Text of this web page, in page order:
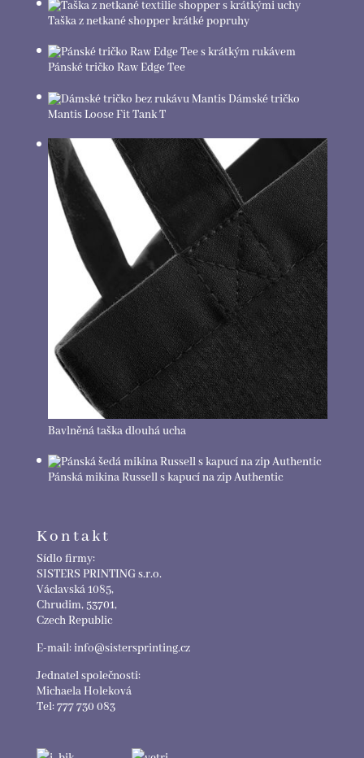
Taška z netkané shopper krátké popruhy
Pánské tričko Raw Edge Tee
Dámské tričko
Mantis Loose Fit Tank T
Bavlněná taška dlouhá ucha
Pánská mikina Russell s kapucí na zip Authentic
Kontakt
Sídlo firmy:
SISTERS PRINTING s.r.o.
Václavská 1085,
Chrudim, 53701,
Czech Republic
E-mail: info@sistersprinting.cz
Jednatel společnosti:
Michaela Holeková
Tel: 777 730 083